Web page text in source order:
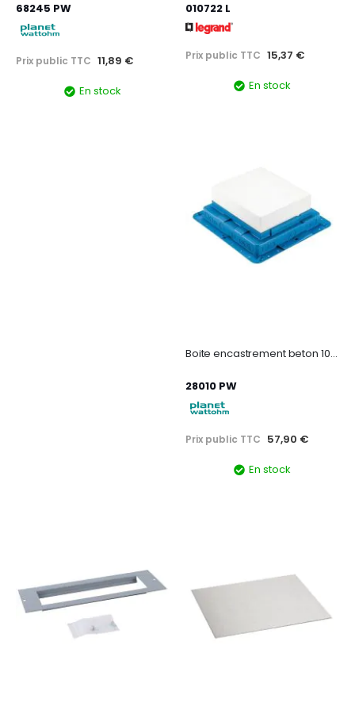
68245 PW
Prix public TTC 11,89 €
En stock
010722 L
Prix public TTC 15,37 €
En stock
Boite encastrement beton 10m
28010 PW
Prix public TTC 57,90 €
En stock